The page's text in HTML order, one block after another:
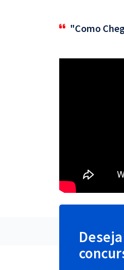
"Como